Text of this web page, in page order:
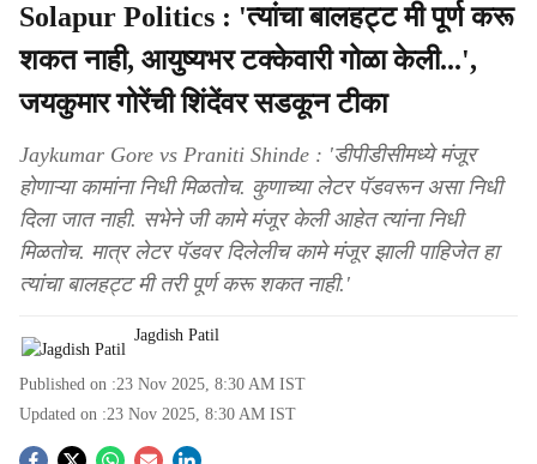
Solapur Politics : 'त्यांचा बालहट्ट मी पूर्ण करू
शकत नाही, आयुष्यभर टक्केवारी गोळा केली...',
जयकुमार गोरेंची शिंदेंवर सडकून टीका
Jaykumar Gore vs Praniti Shinde : 'डीपीडीसीमध्ये मंजूर
होणाऱ्या कामांना निधी मिळतोच. कुणाच्या लेटर पॅडवरून असा निधी
दिला जात नाही. सभेने जी कामे मंजूर केली आहेत त्यांना निधी
मिळतोच. मात्र लेटर पॅडवर दिलेलीच कामे मंजूर झाली पाहिजेत हा
त्यांचा बालहट्ट मी तरी पूर्ण करू शकत नाही.'
Jagdish Patil
Published on :23 Nov 2025, 8:30 AM IST
Updated on :23 Nov 2025, 8:30 AM IST